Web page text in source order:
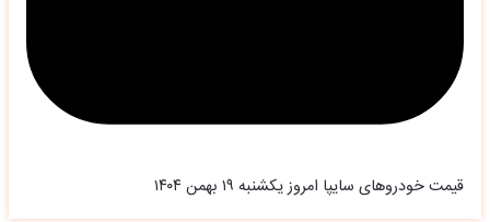
قیمت خودرو‌های سایپا امروز یکشنبه ۱۹ بهمن ۱۴۰۴